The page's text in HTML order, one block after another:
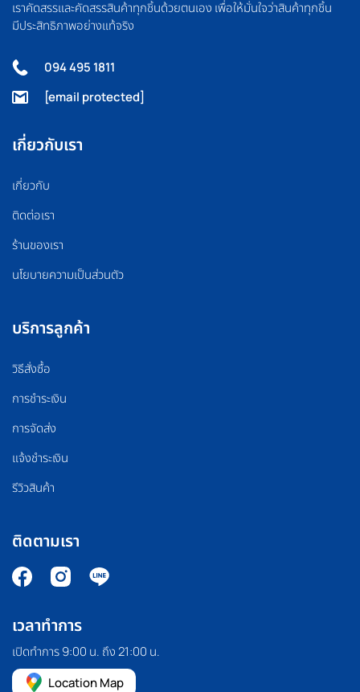
เราคัดสรรและคัดสรรสินค้าทุกชิ้นด้วยตนเอง เพื่อให้มั่นใจว่าสินค้าทุกชิ้น
มีประสิทธิภาพอย่างแท้จริง
094 495 1811
[email protected]
เกี่ยวกับเรา
เกี่ยวกับ
ติดต่อเรา
ร้านของเรา
นโยบายความเป็นส่วนตัว
บริการลูกค้า
วิธีสั่งซื้อ
การชำระเงิน
การจัดส่ง
แจ้งชำระเงิน
รีวิวสินค้า
ติดตามเรา
เวลาทำการ
เปิดทำการ 9:00 น. ถึง 21:00 น.
Location Map